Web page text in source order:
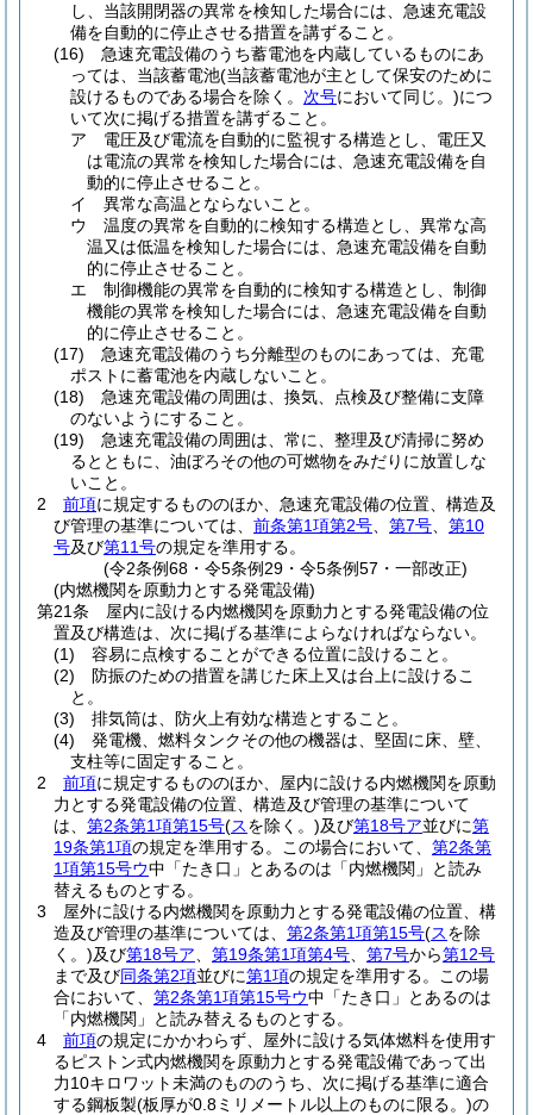
し、当該開閉器の異常を検知した場合には、急速充電設
備を自動的に停止させる措置を講ずること。
(16)
急速充電設備のうち蓄電池を内蔵しているものにあ
っては、当該蓄電池(当該蓄電池が主として保安のために
設けるものである場合を除く。 次号において同じ。)につ
いて次に掲げる措置を講ずること。
ア
電圧及び電流を自動的に監視する構造とし、電圧又
は電流の異常を検知した場合には、急速充電設備を自
動的に停止させること。
イ
異常な高温とならないこと。
ウ
温度の異常を自動的に検知する構造とし、異常な高
温又は低温を検知した場合には、急速充電設備を自動
的に停止させること。
エ
制御機能の異常を自動的に検知する構造とし、制御
機能の異常を検知した場合には、急速充電設備を自動
的に停止させること。
(17)
急速充電設備のうち分離型のものにあっては、充電
ポストに蓄電池を内蔵しないこと。
(18)
急速充電設備の周囲は、換気、点検及び整備に支障
のないようにすること。
(19)
急速充電設備の周囲は、常に、整理及び清掃に努め
るとともに、油ぼろその他の可燃物をみだりに放置しな
いこと。
2
前項に規定するもののほか、急速充電設備の位置、構造及
び管理の基準については、 前条第1項第2号 第7号
第10
号及び第11号の規定を準用する。
(令2条例68・令5条例29・令5条例57・一部改正)
(内燃機関を原動力とする発電設備)
第21条
屋内に設ける内燃機関を原動力とする発電設備の位
置及び構造は、次に掲げる基準によらなければならない。
(1)
容易に点検することができる位置に設けること。
(2)
防振のための措置を講じた床上又は台上に設けるこ
と。
(3)
排気筒は、防火上有効な構造とすること。
(4)
発電機、燃料タンクその他の機器は、堅固に床、壁、
支柱等に固定すること。
2
前項に規定するもののほか、屋内に設ける内燃機関を原動
力とする発電設備の位置、構造及び管理の基準について
は、 第2条第1項第15号(スを除く。)及び第18号ア並びに第
19条第1項の規定を準用する。 この場合において、 第2条第
1項第15号ウ中「たき口」とあるのは「内燃機関」と読み
替えるものとする。
3
屋外に設ける内燃機関を原動力とする発電設備の位置、構
造及び管理の基準については、 第2条第1項第15号(スを除
く。)及び第18号ア 第19条第1項第4号 第7号から第12号
まで及び同条第2項並びに第1項の規定を準用する。
この場
合において、 第2条第1項第15号ウ中「たき口」とあるのは
「内燃機関」と読み替えるものとする。
4
前項の規定にかかわらず、屋外に設ける気体燃料を使用す
るピストン式内燃機関を原動力とする発電設備であって出
力10キロワット未満のもののうち、次に掲げる基準に適合
する鋼板製(板厚が0.8ミリメートル以上のものに限る。)の